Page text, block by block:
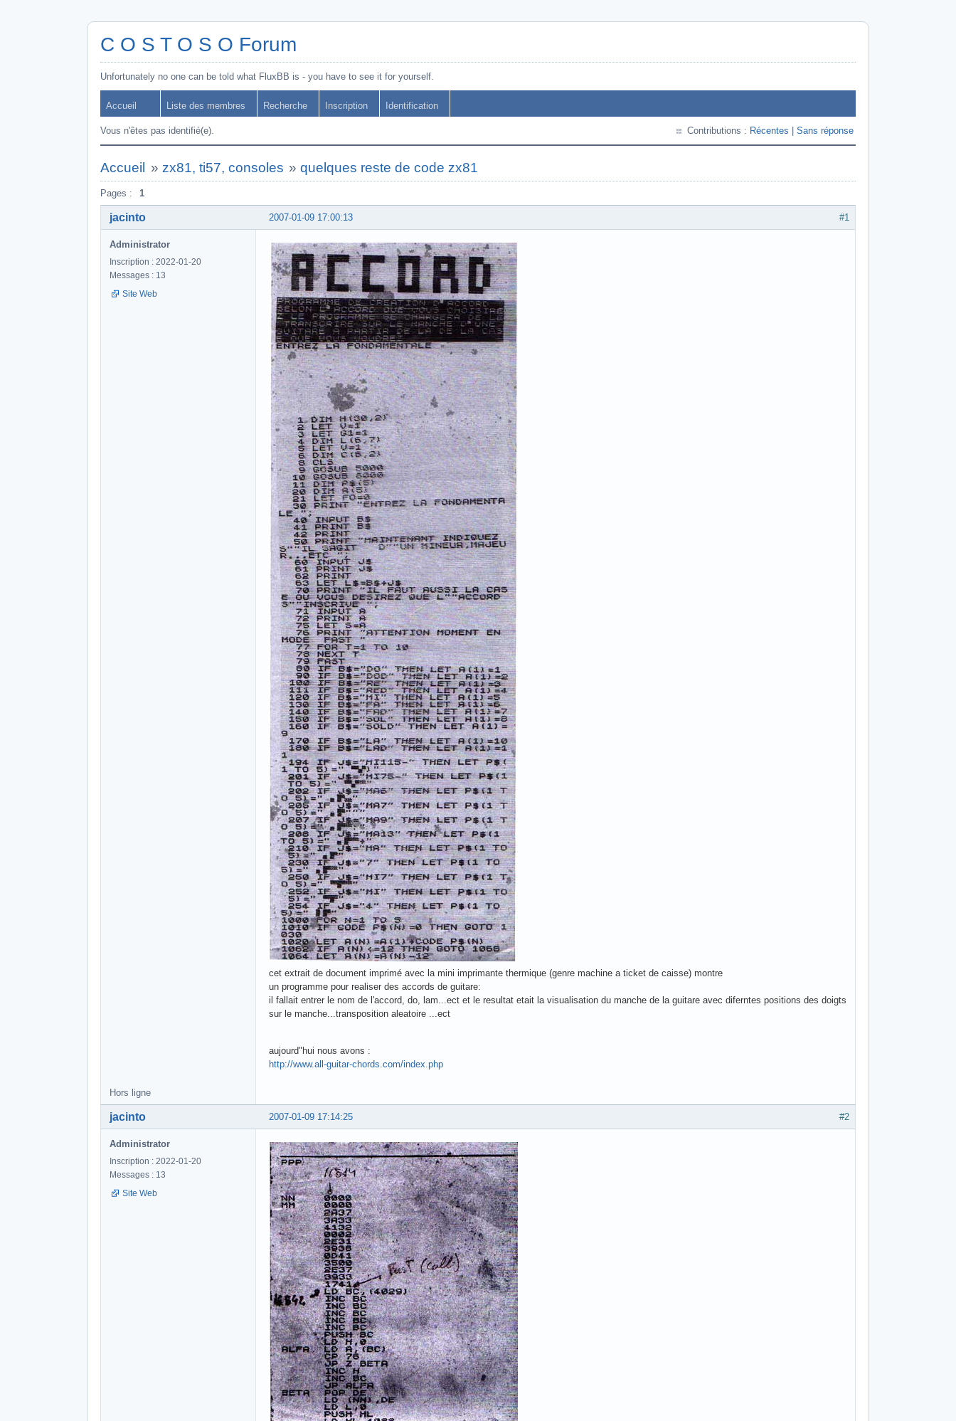
C O S T O S O Forum
Unfortunately no one can be told what FluxBB is - you have to see it for yourself.
Accueil Liste des membres Recherche Inscription Identification
Vous n'êtes pas identifié(e). Contributions : Récentes Sans réponse
Accueil » zx81, ti57, consoles »quelques reste de code zx81
Pages : 1
#1
2007-01-09 17:00:13
jacinto
Administrator
Inscription : 2022-01-20
Messages : 13
Site Web
cet extrait de document imprimé avec la mini imprimante thermique (genre machine a ticket de caisse) montre
un programme pour realiser des accords de guitare:
il fallait entrer le nom de l'accord, do, lam...ect et le resultat etait la visualisation du manche de la guitare avec diferntes positions des doigts
sur le manche...transposition aleatoire ...ect
aujourd"hui nous avons :
http://www.all-guitar-chords.com/index.php
Hors ligne
#2
2007-01-09 17:14:25
jacinto
Administrator
Inscription : 2022-01-20
Messages : 13
Site Web